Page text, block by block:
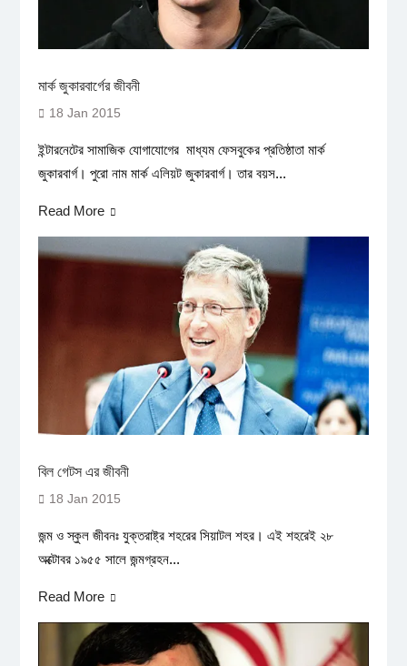
মার্ক জুকারবার্গের জীবনী
18 Jan 2015
ইন্টারনেটের সামাজিক যোগাযোগের মাধ্যম ফেসবুকের প্রতিষ্ঠাতা মার্ক
জুকারবার্গ। পুরো নাম মার্ক এলিয়ট জুকারবার্গ। তার বয়স...
Read More
বিল গেটস এর জীবনী
18 Jan 2015
জন্ম ও স্কুল জীবনঃ যুক্তরাষ্ট্র শহরের সিয়াটল শহর। এই শহরেই ২৮
অক্টোবর ১৯৫৫ সালে জন্মগ্রহন...
Read More